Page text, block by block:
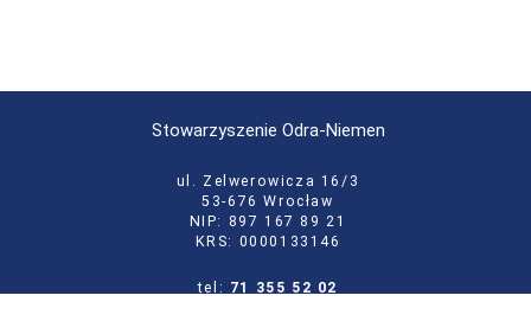
Stowarzyszenie Odra-Niemen
ul. Zelwerowicza 16/3
53-676 Wrocław
NIP: 897 167 89 21
KRS: 0000133146
tel: 71 355 52 02